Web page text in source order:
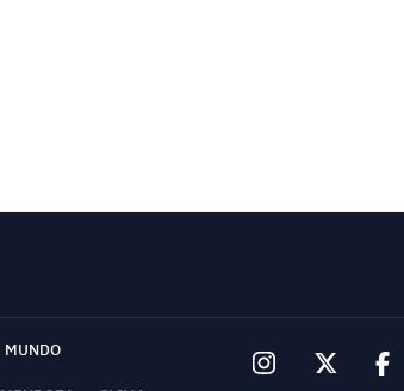
MUNDO